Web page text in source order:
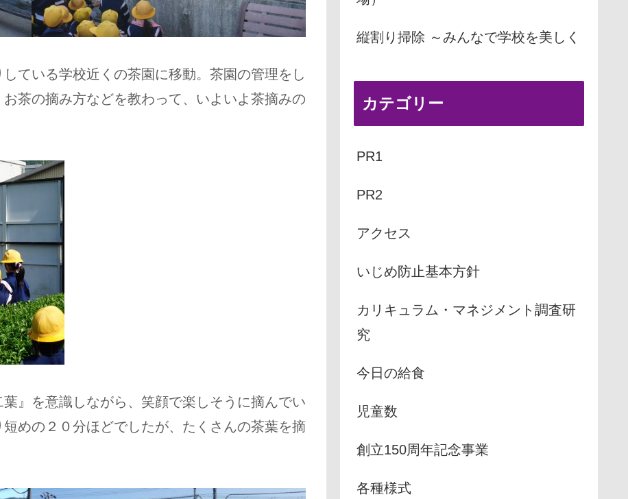
ている学校近くの茶園に移動。茶園の管理をし
茶の摘み方などを教わって、いよいよ茶摘みの
』を意識しながら、笑顔で楽しそうに摘んでい
めの２０分ほどでしたが、たくさんの茶葉を摘
縦割り掃除 ～みんなで学校を美しく
カテゴリー
PR1
PR2
アクセス
いじめ防止基本方針
カリキュラム・マネジメント調査研
究
今日の給食
児童数
創立150周年記念事業
各種様式